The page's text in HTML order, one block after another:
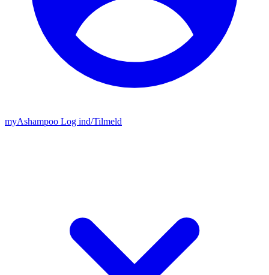
myAshampoo Log ind/Tilmeld